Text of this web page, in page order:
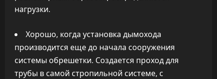
нагрузки.
Хорошо, когда установка дымохода
производится еще до начала сооружения
системы обрешетки. Создается проход для
трубы в самой стропильной системе, с